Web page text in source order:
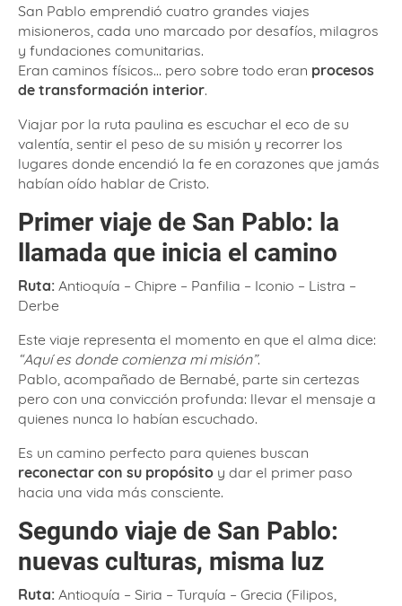
San Pablo emprendió cuatro grandes viajes
misioneros, cada uno marcado por desafíos, milagros
y fundaciones comunitarias.
Eran caminos físicos… pero sobre todo eran procesos
de transformación interior.
Viajar por la ruta paulina es escuchar el eco de su
valentía, sentir el peso de su misión y recorrer los
lugares donde encendió la fe en corazones que jamás
habían oído hablar de Cristo.
Primer viaje de San Pablo: la
llamada que inicia el camino
Ruta: Antioquía – Chipre – Panfilia – Iconio – Listra –
Derbe
Este viaje representa el momento en que el alma dice:
“Aquí es donde comienza mi misión”.
Pablo, acompañado de Bernabé, parte sin certezas
pero con una convicción profunda: llevar el mensaje a
quienes nunca lo habían escuchado.
Es un camino perfecto para quienes buscan
reconectar con su propósito y dar el primer paso
hacia una vida más consciente.
Segundo viaje de San Pablo:
nuevas culturas, misma luz
Ruta: Antioquía – Siria – Turquía – Grecia (Filipos,